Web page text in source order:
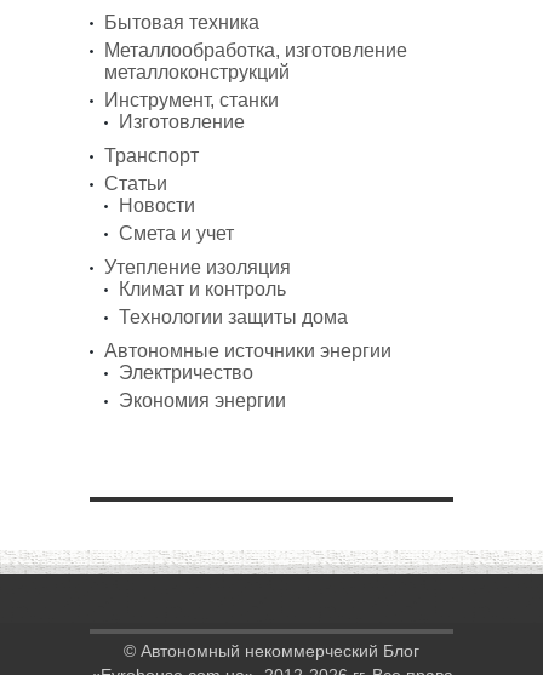
Бытовая техника
Металлообработка, изготовление
металлоконструкций
Инструмент, станки
Изготовление
Транспорт
Статьи
Новости
Смета и учет
Утепление изоляция
Климат и контроль
Технологии защиты дома
Автономные источники энергии
Электричество
Экономия энергии
© Автономный некоммерческий Блог